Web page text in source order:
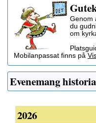
Genom
du
om
Mobilanpassat finns på
Evenemang historia
2026